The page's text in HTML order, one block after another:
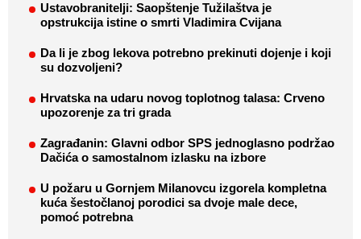
Ustavobranitelji: Saopštenje Tužilaštva je
opstrukcija istine o smrti Vladimira Cvijana
Da li je zbog lekova potrebno prekinuti dojenje i koji
su dozvoljeni?
Hrvatska na udaru novog toplotnog talasa: Crveno
upozorenje za tri grada
Zagrađanin: Glavni odbor SPS jednoglasno podržao
Dačića o samostalnom izlasku na izbore
U požaru u Gornjem Milanovcu izgorela kompletna
kuća šestočlanoj porodici sa dvoje male dece,
pomoć potrebna